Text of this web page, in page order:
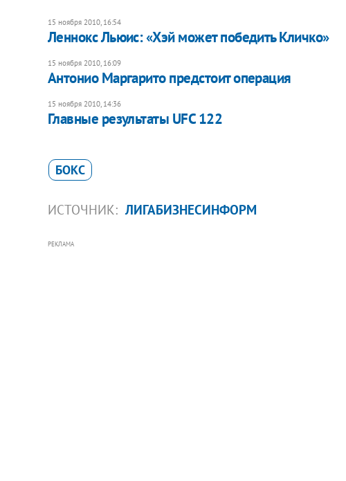
15 ноября 2010, 16:54
Леннокс Льюис: «Хэй может победить Кличко»
15 ноября 2010, 16:09
Антонио Маргарито предстоит операция
15 ноября 2010, 14:36
Главные результаты UFC 122
БОКС
ИСТОЧНИК: ЛИГАБИЗНЕСИНФОРМ
РЕКЛАМА